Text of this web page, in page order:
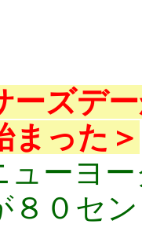
ーズデ
まった＞
ューヨ
８０セ